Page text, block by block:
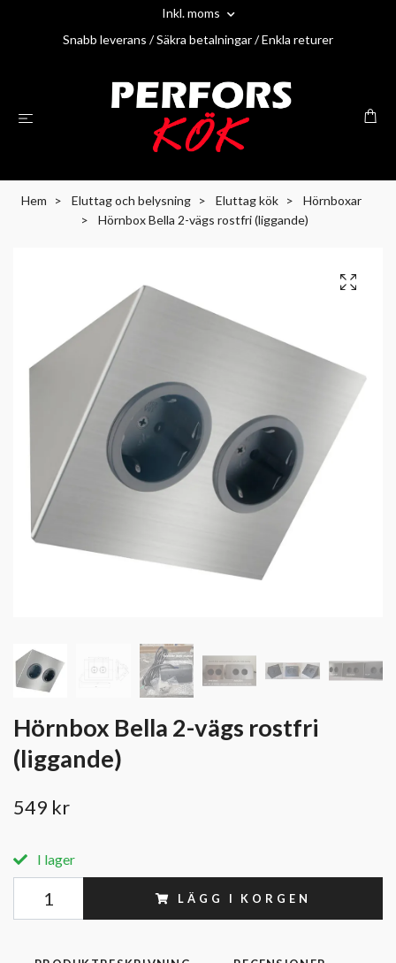
Inkl. moms
Snabb leverans / Säkra betalningar / Enkla returer
Hem Eluttag och belysning Eluttag kök
Hörnboxar
Hörnbox Bella 2-vägs rostfri (liggande)
Hörnbox Bella 2-vägs rostfri
(liggande)
549 kr
I lager
LÄGG I KORGEN